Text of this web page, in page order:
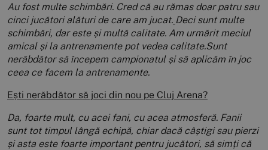
Au fost multe schimbări. Cred că au rămas doar patru sau
cinci jucători alături de care am jucat. Deci sunt multe
schimbări, dar este și multă calitate. Am urmărit meciul
amical și la antrenamente pot vedea calitate.Sunt
nerăbdător să începem campionatul și să aplicăm în joc
ceea ce facem la antrenamente.
Ești nerăbdător să joci din nou pe Cluj Arena?
Da, foarte mult, cu acei fani, cu acea atmosferă. Fanii
sunt tot timpul lângă echipă, chiar dacă câștigi sau pierzi
și asta este foarte important pentru jucători, să simți că